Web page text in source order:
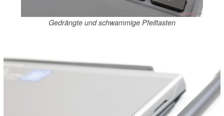
Gedrängte und schwammige Pfeiltasten